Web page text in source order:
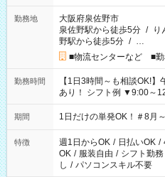
勤務地
大阪府泉佐野市
泉佐野駅から徒歩5分 / り
野駅から徒歩5分 / …
■物流センターなど ■勤
勤務時間
【1日3時間～も相談OK!
あり！ シフト例 ▼9:00～
▼18:00～21:00
期間 1日だけの単発OK！＃8月
特徴 週1日からOK / 日払いOK /
OK / 服装自由 / シフト勤務
し / パソコンスキル不要